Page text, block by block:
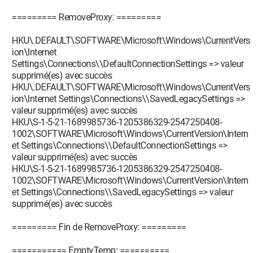
========= RemoveProxy: =========
HKU\.DEFAULT\SOFTWARE\Microsoft\Windows\CurrentVers
ion\Internet
Settings\Connections\\DefaultConnectionSettings => valeur
supprimé(es) avec succès
HKU\.DEFAULT\SOFTWARE\Microsoft\Windows\CurrentVers
ion\Internet Settings\Connections\\SavedLegacySettings =>
valeur supprimé(es) avec succès
HKU\S-1-5-21-1689985736-1205386329-2547250408-
1002\SOFTWARE\Microsoft\Windows\CurrentVersion\Intern
et Settings\Connections\\DefaultConnectionSettings =>
valeur supprimé(es) avec succès
HKU\S-1-5-21-1689985736-1205386329-2547250408-
1002\SOFTWARE\Microsoft\Windows\CurrentVersion\Intern
et Settings\Connections\\SavedLegacySettings => valeur
supprimé(es) avec succès
========= Fin de RemoveProxy: =========
=========== EmptyTemp: ==========